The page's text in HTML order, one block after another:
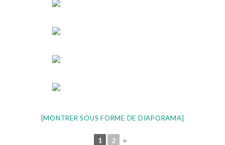
[MONTRER SOUS FORME DE DIAPORAMA]
1 2 ►